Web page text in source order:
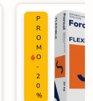
P
R
O
M
O
-
2
0
%